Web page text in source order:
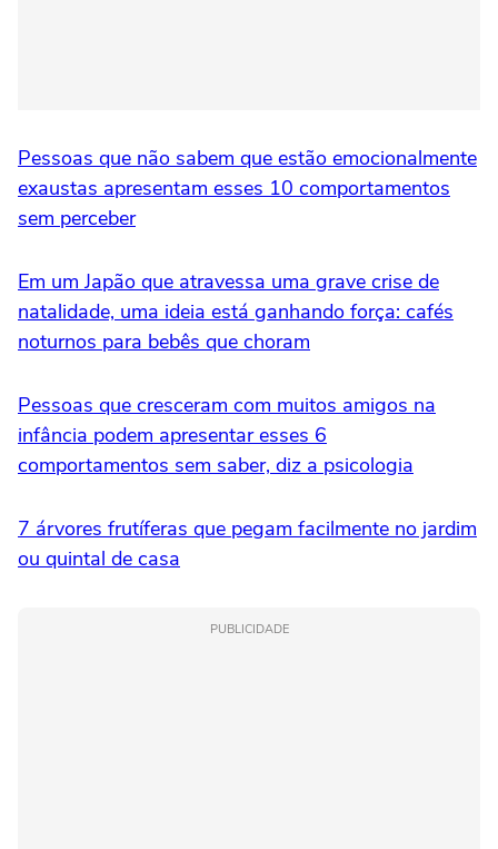
Pessoas que não sabem que estão emocionalmente
exaustas apresentam esses 10 comportamentos
sem perceber
Em um Japão que atravessa uma grave crise de
natalidade, uma ideia está ganhando força: cafés
noturnos para bebês que choram
Pessoas que cresceram com muitos amigos na
infância podem apresentar esses 6
comportamentos sem saber, diz a psicologia
7 árvores frutíferas que pegam facilmente no jardim
ou quintal de casa
PUBLICIDADE